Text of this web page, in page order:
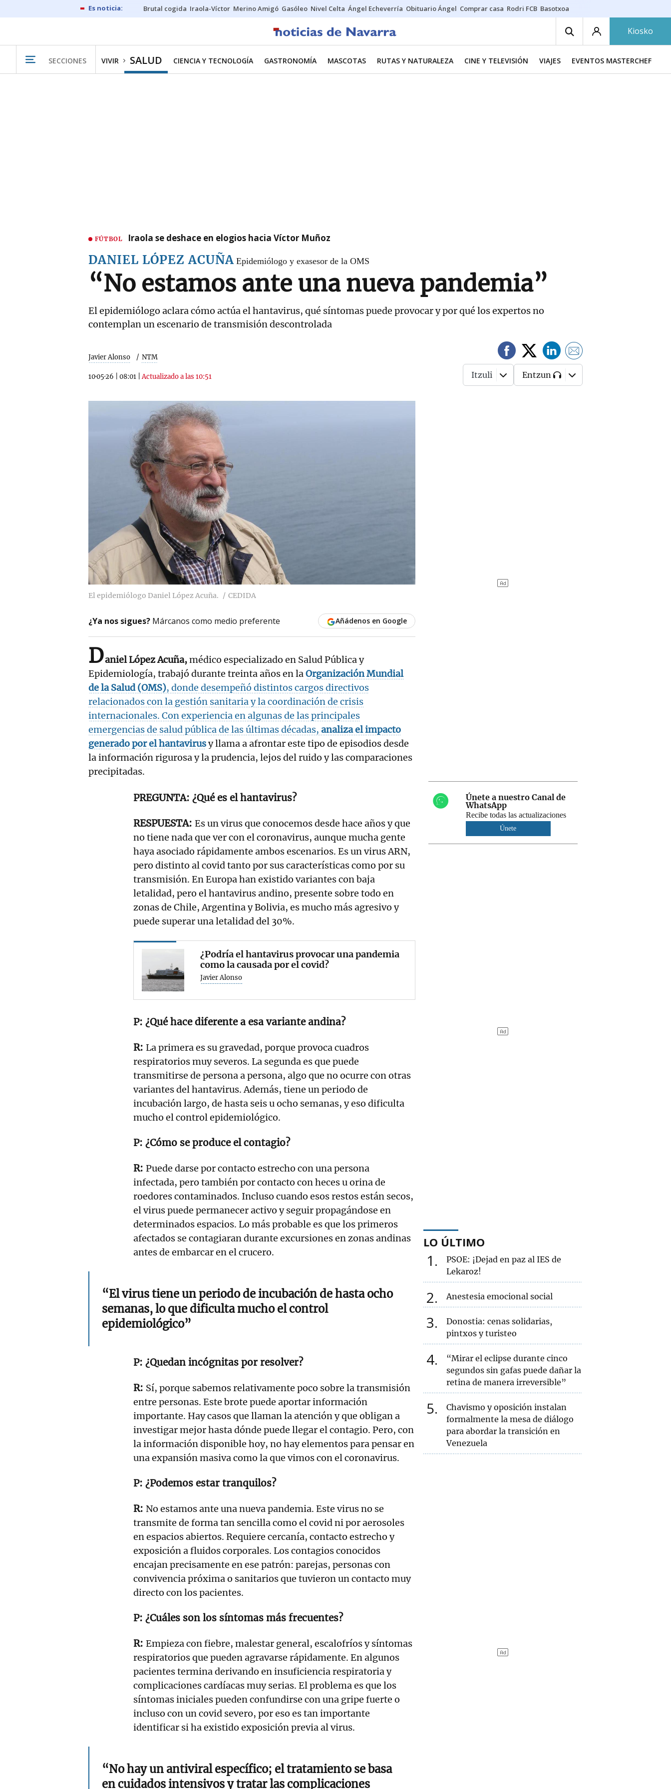
Brutal cogida Iraola-Víctor Merino Amigó Gasóleo Nivel Celta Ángel Echeverría Obituario Ángel Comprar casa Rodri FCB Basotxoa
Kiosko
SECCIONES VIVIR SALUD CIENCIA Y TECNOLOGÍA GASTRONOMÍA MASCOTAS RUTAS Y NATURALEZA CINE Y TELEVISIÓN VIAJES EVENTOS MASTERCHEF
FÚTBOL Iraola se deshace en elogios hacia Víctor Muñoz
DANIEL LÓPEZ ACUÑA Epidemiólogo y exasesor de la OMS
“No estamos ante una nueva pandemia”
El epidemiólogo aclara cómo actúa el hantavirus, qué síntomas puede provocar y por qué los expertos no
contemplan un escenario de transmisión descontrolada
Javier Alonso NTM
10·05·26 08:01 |Actualizado a las 10:51 Itzuli Entzun
El epidemiólogo Daniel López Acuña. CEDIDA
¿Ya nos sigues? Márcanos como medio preferente Añádenos en Google
Daniel López Acuña,médico especializado en Salud Pública y
Epidemiología, trabajó durante treinta años en laOrganización Mundial
de la Salud (OMS), donde desempeñó distintos cargos directivos
relacionados con la gestión sanitaria y la coordinación de crisis
internacionales. Con experiencia en algunas de las principales
emergencias de salud pública de las últimas décadas, analiza el impacto
generado por el hantavirusy llama a afrontar este tipo de episodios desde
la información rigurosa y la prudencia, lejos del ruido y las comparaciones
precipitadas.
¿Qué es el hantavirus?
Es un virus que conocemos desde hace años y que
no tiene nada que ver con el coronavirus, aunque mucha gente
haya asociado rápidamente ambos escenarios. Es un virus ARN,
pero distinto al covid tanto por sus características como por su
transmisión. En Europa han existido variantes con baja
letalidad, pero el hantavirus andino, presente sobre todo en
zonas de Chile, Argentina y Bolivia, es mucho más agresivo y
puede superar una letalidad del 30%.
¿Podría el hantavirus provocar una pandemia
como la causada por el covid?
Javier Alonso
¿Qué hace diferente a esa variante andina?
La primera es su gravedad, porque provoca cuadros
respiratorios muy severos. La segunda es que puede
transmitirse de persona a persona, algo que no ocurre con otras
variantes del hantavirus. Además, tiene un periodo de
incubación largo, de hasta seis u ocho semanas, y eso dificulta
mucho el control epidemiológico.
¿Cómo se produce el contagio?
Puede darse por contacto estrecho con una persona
infectada, pero también por contacto con heces u orina de
roedores contaminados. Incluso cuando esos restos están secos,
el virus puede permanecer activo y seguir propagándose en
determinados espacios. Lo más probable es que los primeros
afectados se contagiaran durante excursiones en zonas andinas
antes de embarcar en el crucero.
“El virus tiene un periodo de incubación de hasta ocho
semanas, lo que dificulta mucho el control
epidemiológico”
¿Quedan incógnitas por resolver?
Sí, porque sabemos relativamente poco sobre la transmisión
entre personas. Este brote puede aportar información
importante. Hay casos que llaman la atención y que obligan a
investigar mejor hasta dónde puede llegar el contagio. Pero, con
la información disponible hoy, no hay elementos para pensar en
una expansión masiva como la que vimos con el coronavirus.
¿Podemos estar tranquilos?
No estamos ante una nueva pandemia. Este virus no se
transmite de forma tan sencilla como el covid ni por aerosoles
en espacios abiertos. Requiere cercanía, contacto estrecho y
exposición a fluidos corporales. Los contagios conocidos
encajan precisamente en ese patrón: parejas, personas con
convivencia próxima o sanitarios que tuvieron un contacto muy
directo con los pacientes.
¿Cuáles son los síntomas más frecuentes?
Empieza con fiebre, malestar general, escalofríos y síntomas
respiratorios que pueden agravarse rápidamente. En algunos
pacientes termina derivando en insuficiencia respiratoria y
complicaciones cardíacas muy serias. El problema es que los
síntomas iniciales pueden confundirse con una gripe fuerte o
incluso con un covid severo, por eso es tan importante
identificar si ha existido exposición previa al virus.
“No hay un antiviral específico; el tratamiento se basa
en cuidados intensivos y tratar las complicaciones
Únete a nuestro Canal de
WhatsApp
Recibe todas las actualizaciones
Únete
LO ÚLTIMO
1
PSOE: ¡Dejad en paz al IES de
Lekaroz!
2 Anestesia emocional social
3
Donostia: cenas solidarias,
pintxos y turisteo
4
“Mirar el eclipse durante cinco
segundos sin gafas puede dañar la
retina de manera irreversible”
5
Chavismo y oposición instalan
formalmente la mesa de diálogo
para abordar la transición en
Venezuela